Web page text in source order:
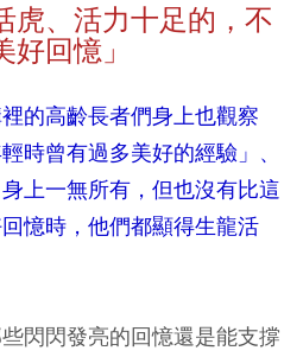
虎、活力十足的，不
回憶」
的高齡長者們身上也觀察
時曾有過多美好的經驗」、
上一無所有，但也沒有比這
憶時，他們都顯得生龍活
閃閃發亮的回憶還是能支撐